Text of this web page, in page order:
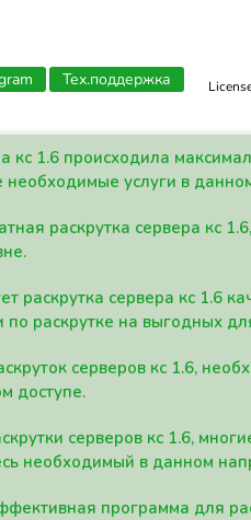
Тех.поддержка
кс 1.6 происходила
необходимые услуги в
раскрутка сервера кс
раскрутка сервера кс 1.6
раскрутке на выгодных
серверов кс 1.6,
доступе.
серверов кс 1.6,
необходимый в данном
программа для